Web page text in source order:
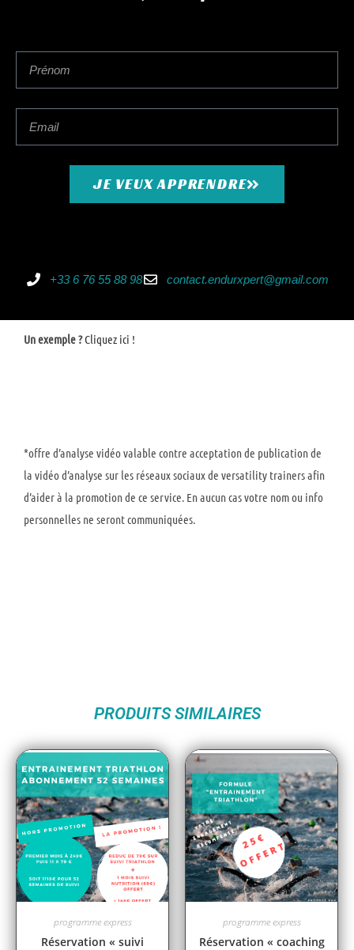
Etre licencié FFTRI.
Logement et repas non-compris, possibilité de covoiturage pour se
votre vidéo montée et analysée à l’aide d’un logiciel de
Un exemple ?Cliquez ici !
*offre d’analyse vidéo valable contre acceptation de publication de
la vidéo d’analyse sur les réseaux sociaux de versatility trainers afin
d’aider à la promotion de ce service. En aucun cas votre nom ou info
personnelles ne seront communiquées.
PRODUITS SIMILAIRES
programme express
Réservation « suivi
programme express
Réservation « coaching
JE VEUX APPRENDRE
+33 6 76 55 88 98 contact.endurxpert@gmail.com